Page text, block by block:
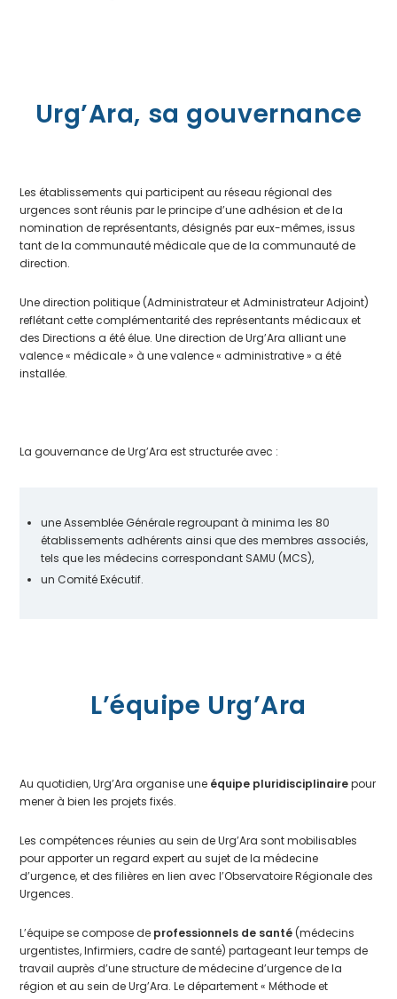
Urg’Ara, sa gouvernance
Les établissements qui participent au réseau régional des
urgences sont réunis par le principe d’une adhésion et de la
nomination de représentants, désignés par eux-mêmes, issus
tant de la communauté médicale que de la communauté de
direction.
Une direction politique (Administrateur et Administrateur Adjoint)
reflétant cette complémentarité des représentants médicaux et
des Directions a été élue. Une direction de Urg’Ara alliant une
valence « médicale » à une valence « administrative » a été
installée.
La gouvernance de Urg’Ara est structurée avec :
une Assemblée Générale regroupant à minima les 80
établissements adhérents ainsi que des membres associés,
tels que les médecins correspondant SAMU (MCS),
un Comité Exécutif.
L’équipe Urg’Ara
Au quotidien, Urg’Ara organise une équipe pluridisciplinairepour
mener à bien les projets fixés.
Les compétences réunies au sein de Urg’Ara sont mobilisables
pour apporter un regard expert au sujet de la médecine
d’urgence, et des filières en lien avec l’Observatoire Régionale des
Urgences.
L’équipe se compose de professionnels de santé (médecins
urgentistes, Infirmiers, cadre de santé) partageant leur temps de
travail auprès d’une structure de médecine d’urgence de la
région et au sein de Urg’Ara. Le département « Méthode et